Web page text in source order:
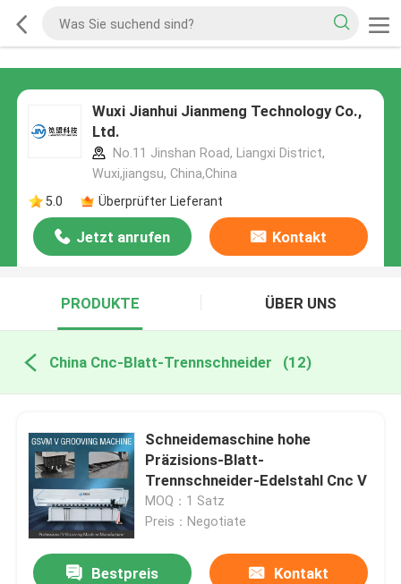
Wuxi Jianhui Jianmeng Technology Co.,
Ltd.
No.11 Jinshan Road, Liangxi District,
Wuxi,jiangsu, China,China
5.0
Überprüfter Lieferant
Jetzt anrufen Kontakt
PRODUKTE ÜBER UNS
China Cnc-Blatt-Trennschneider (12)
Schneidemaschine hohe
Präzisions-Blatt-
Trennschneider-Edelstahl Cnc V
MOQ：1 Satz
Preis：Negotiate
Bestpreis Kontakt